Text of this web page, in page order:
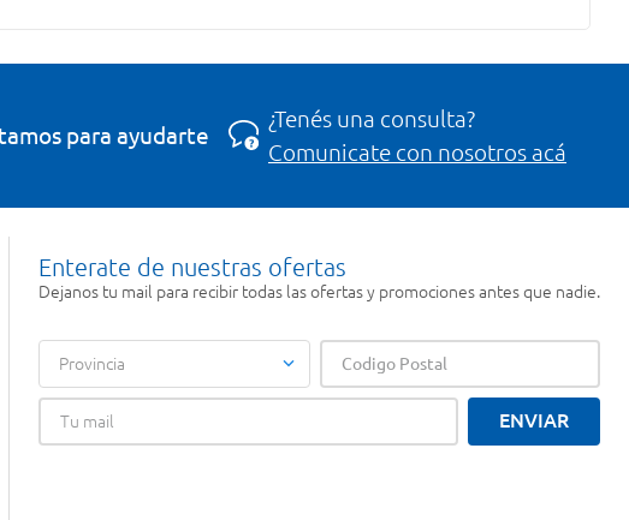
para ayudarte
¿Tenés una consulta?
Comunicate con nosotros acá
Enterate de nuestras ofertas
Dejanos tu mail para recibir todas las ofertas y promociones antes que nadie.
Provincia
ENVIAR